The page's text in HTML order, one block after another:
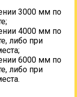
3000 мм по
4000 мм по
либо при
6000 мм по
либо при